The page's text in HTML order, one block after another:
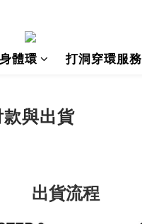
體環 打洞穿環服務
款與出貨